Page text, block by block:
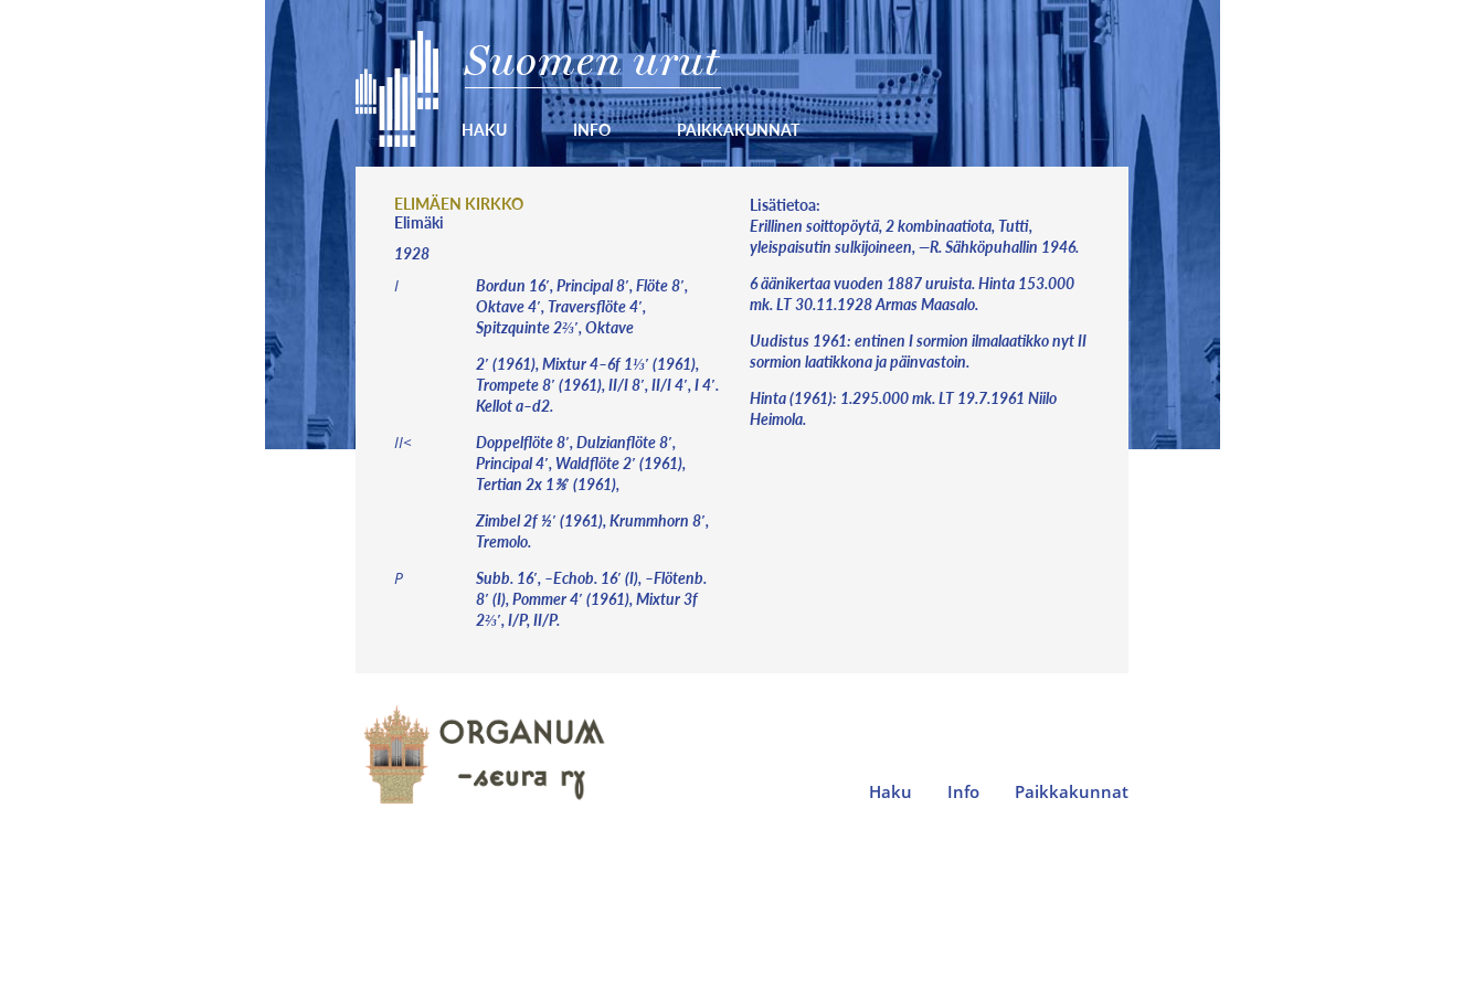
Suomen urut
HAKU INFO PAIKKAKUNNAT
ELIMÄEN KIRKKO
Elimäki
1928
I
Bordun 16′, Principal 8′, Flöte 8′,
Oktave 4′, Traversflöte 4′,
Spitzquinte 2⅔′, Oktave
2′ (1961), Mixtur 4–6f 1⅓′ (1961),
Trompete 8′ (1961), II/I 8′, II/I 4′, I 4′.
Kellot a–d2.
II<
Doppelflöte 8′, Dulzianflöte 8′,
Principal 4′, Waldflöte 2′ (1961),
Tertian 2x 1⅗′ (1961),
Zimbel 2f ½′ (1961), Krummhorn 8′,
Tremolo.
P
Subb. 16′, –Echob. 16′ (I), –Flötenb.
8′ (I), Pommer 4′ (1961), Mixtur 3f
2⅔′, I/P, II/P.
Lisätietoa:
Erillinen soittopöytä, 2 kombinaatiota, Tutti,
yleispaisutin sulkijoineen, —R. Sähköpuhallin 1946.
6 äänikertaa vuoden 1887 uruista. Hinta 153.000
mk. LT 30.11.1928 Armas Maasalo.
Uudistus 1961: entinen I sormion ilmalaatikko nyt II
sormion laatikkona ja päinvastoin.
Hinta (1961): 1.295.000 mk. LT 19.7.1961 Niilo
Heimola.
Haku Info Paikkakunnat